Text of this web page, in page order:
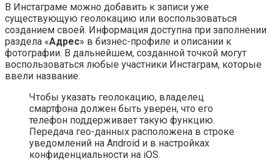
В Инстаграме можно добавить к записи уже
существующую геолокацию или воспользоваться
созданием своей. Информация доступна при заполнении
раздела «Адрес» в бизнес-профиле и описании к
фотографии. В дальнейшем, созданной точкой могут
воспользоваться любые участники Инстаграм, которые
ввели название.
Чтобы указать геолокацию, владелец
смартфона должен быть уверен, что его
телефон поддерживает такую функцию.
Передача гео-данных расположена в строке
уведомлений на Android и в настройках
конфиденциальности на iOS.